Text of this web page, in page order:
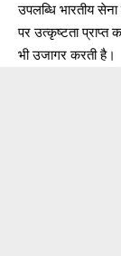
उपलब्धि भारतीय
पर उत्कृष्टता प्राप्त
भी उजागर करती है।